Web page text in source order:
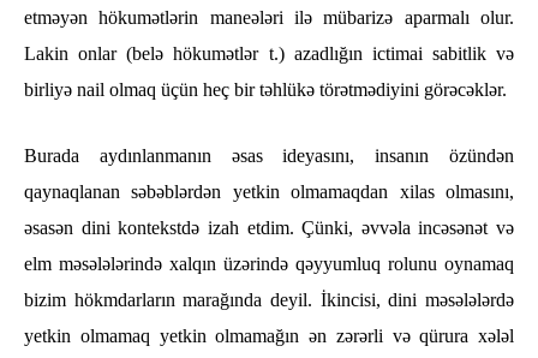
etməyən hökumətlərin maneələri ilə mübarizə aparmalı olur.
Lakin onlar (belə hökumətlər t.) azadlığın ictimai sabitlik və
birliyə nail olmaq üçün heç bir təhlükə törətmədiyini görəcəklər.
Burada aydınlanmanın əsas ideyasını, insanın özündən
qaynaqlanan səbəblərdən yetkin olmamaqdan xilas olmasını,
əsasən dini kontekstdə izah etdim. Çünki, əvvəla incəsənət və
elm məsələlərində xalqın üzərində qəyyumluq rolunu oynamaq
bizim hökmdarların marağında deyil. İkincisi, dini məsələlərdə
yetkin olmamaq yetkin olmamağın ən zərərli və qürura xələl